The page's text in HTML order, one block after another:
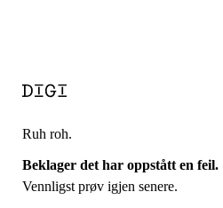
Ruh roh.
Beklager det har oppstått en feil.
Vennligst prøv igjen senere.